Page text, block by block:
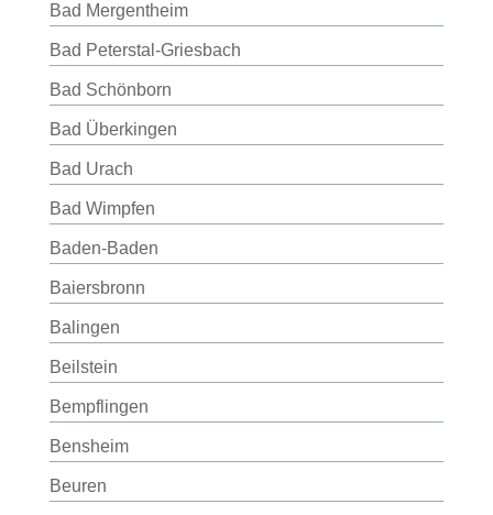
Bad Mergentheim
Bad Peterstal-Griesbach
Bad Schönborn
Bad Überkingen
Bad Urach
Bad Wimpfen
Baden-Baden
Baiersbronn
Balingen
Beilstein
Bempflingen
Bensheim
Beuren